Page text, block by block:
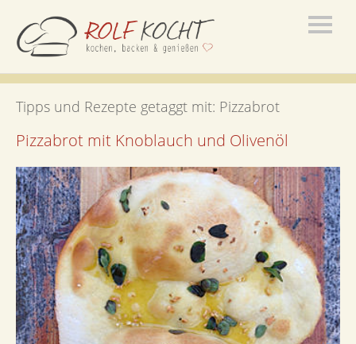
Tipps und Rezepte getaggt mit: Pizzabrot
Pizzabrot mit Knoblauch und Olivenöl